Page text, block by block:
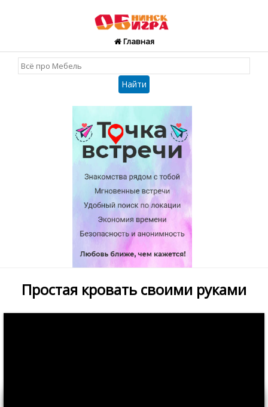
Главная
Простая кровать своими руками